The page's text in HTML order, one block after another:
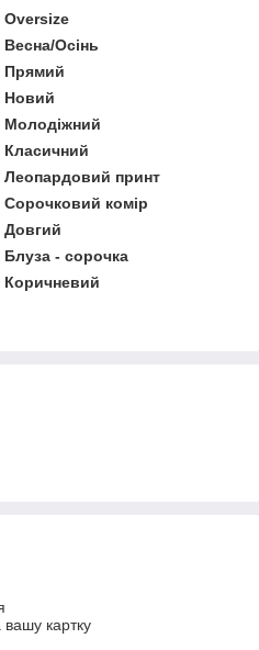
Oversize
Весна/Осінь
Прямий
Новий
Молодіжний
Класичний
Леопардовий принт
Сорочковий комір
Довгий
Блуза - сорочка
Коричневий
вашу картку